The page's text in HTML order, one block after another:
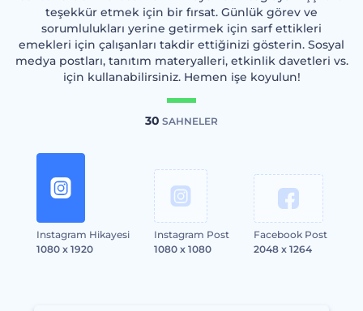
teşekkür etmek için bir fırsat. Günlük görev ve
sorumlulukları yerine getirmek için sarf ettikleri
emekleri için çalışanları takdir ettiğinizi gösterin. Sosyal
medya postları, tanıtım materyalleri, etkinlik davetleri vs.
için kullanabilirsiniz. Hemen işe koyulun!
30 SAHNELER
Instagram Hikayesi
1080 x 1920
Instagram Post
1080 x 1080
Facebook Post
2048 x 1264